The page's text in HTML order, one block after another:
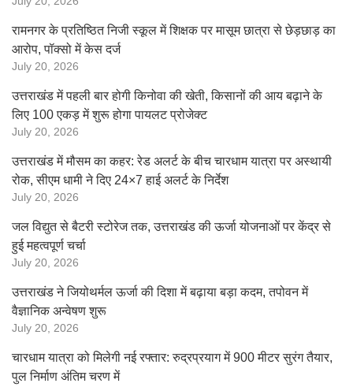
रामनगर के प्रतिष्ठित निजी स्कूल में शिक्षक पर मासूम छात्रा से छेड़छाड़ का
आरोप, पॉक्सो में केस दर्ज
July 20, 2026
उत्तराखंड में पहली बार होगी किनोवा की खेती, किसानों की आय बढ़ाने के
लिए 100 एकड़ में शुरू होगा पायलट प्रोजेक्ट
July 20, 2026
उत्तराखंड में मौसम का कहर: रेड अलर्ट के बीच चारधाम यात्रा पर अस्थायी
रोक, सीएम धामी ने दिए 24×7 हाई अलर्ट के निर्देश
July 20, 2026
जल विद्युत से बैटरी स्टोरेज तक, उत्तराखंड की ऊर्जा योजनाओं पर केंद्र से
हुई महत्वपूर्ण चर्चा
July 20, 2026
उत्तराखंड ने जियोथर्मल ऊर्जा की दिशा में बढ़ाया बड़ा कदम, तपोवन में
वैज्ञानिक अन्वेषण शुरू
July 20, 2026
चारधाम यात्रा को मिलेगी नई रफ्तार: रुद्रप्रयाग में 900 मीटर सुरंग तैयार,
पुल निर्माण अंतिम चरण में